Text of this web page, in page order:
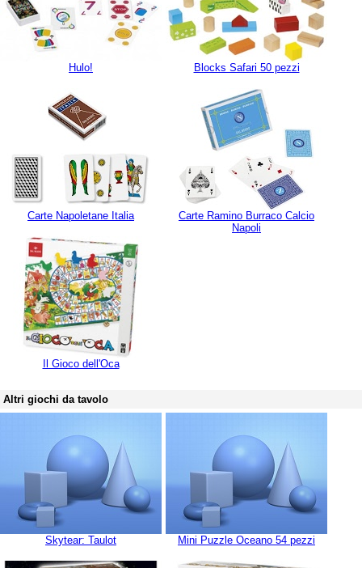
Hulo! Blocks Safari 50 pezzi
Carte Napoletane Italia
Carte Ramino Burraco Calcio
Napoli
Il Gioco dell'Oca
Altri giochi da tavolo
Skytear: Taulot Mini Puzzle Oceano 54 pezzi